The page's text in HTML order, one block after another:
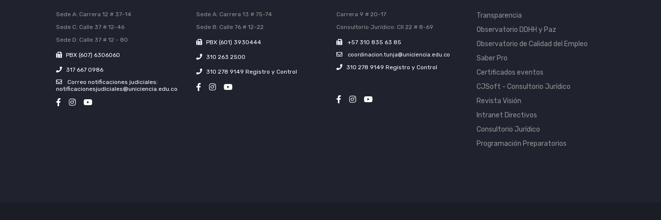
Sede A: Carrera 12 # 37-14
Sede C: Calle 37 # 12-46
Sede D: Calle 37 # 12 - 80
PBX (607) 6306060
317 667 0986
Correo notificaciones judiciales:
notificacionesjudiciales@uniciencia.edu.co
Sede A: Carrera 13 # 75-74
Sede B: Calle 76 # 12-22
PBX (601) 3930444
310 263 2500
310 278 9149 Registro y Control
Carrera 9 # 20-17
Consultorio Jurídico: Cll 22 # 8-69
+57 310 835 63 85
coordinacion.tunja@uniciencia.edu.co
310 278 9149 Registro y Control
Transparencia
Observatorio DDHH y Paz
Observatorio de Calidad del Empleo
Saber Pro
Certificados eventos
CJSoft - Consultorio Jurídico
Revista Visión
Intranet Directivos
Consultorio Jurídico
Programación Preparatorios